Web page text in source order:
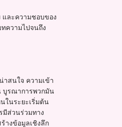
และความชอบของ
ความไปจนถึง
าสนใจ ความเข้า
บูรณาการพวกมัน
ในระยะเริ่มต้น
มีส่วนร่วมทาง
างข้อมูลเชิงลึก